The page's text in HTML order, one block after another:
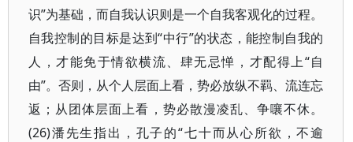
识”为基础，而自我认识则是一个自我客观化的过程。
自我控制的目标是达到“中行”的状态，能控制自我的
人，才能免于情欲横流、肆无忌惮，才配得上“自
由”。否则，从个人层面上看，势必放纵不羁、流连忘
返；从团体层面上看，势必散漫凌乱、争嚷不休。
(26)潘先生指出，孔子的“七十而从心所欲，不逾